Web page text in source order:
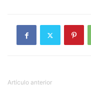
Artículo anterior